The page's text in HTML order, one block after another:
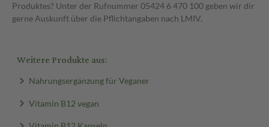
Produktes? Unter der Rufnummer 05424 6 470 100 geben wir dir
gerne Auskunft über die Pflichtangaben nach LMIV.
Weitere Produkte aus:
Nahrungsergänzung für Veganer
Vitamin B12 vegan